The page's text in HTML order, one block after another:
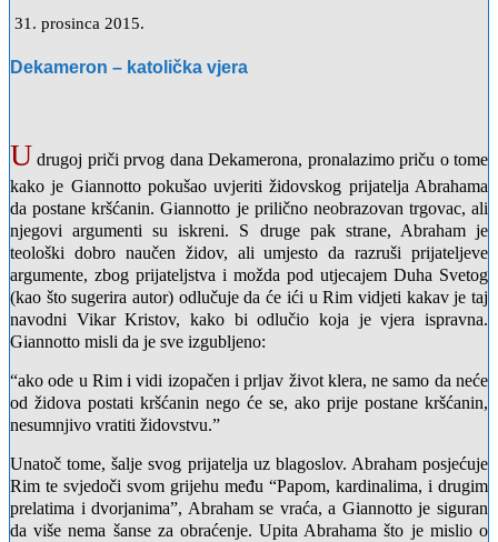
31. prosinca 2015.
Dekameron – katolička vjera
U drugoj priči prvog dana Dekamerona, pronalazimo priču o tome
kako je Giannotto pokušao uvjeriti židovskog prijatelja Abrahama
da postane kršćanin. Giannotto je prilično neobrazovan trgovac, ali
njegovi argumenti su iskreni. S druge pak strane, Abraham je
teološki dobro naučen židov, ali umjesto da razruši prijateljeve
argumente, zbog prijateljstva i možda pod utjecajem Duha Svetog
(kao što sugerira autor) odlučuje da će ići u Rim vidjeti kakav je taj
navodni Vikar Kristov, kako bi odlučio koja je vjera ispravna.
Giannotto misli da je sve izgubljeno:
“ako ode u Rim i vidi izopačen i prljav život klera, ne samo da neće
od židova postati kršćanin nego će se, ako prije postane kršćanin,
nesumnjivo vratiti židovstvu.”
Unatoč tome, šalje svog prijatelja uz blagoslov. Abraham posjećuje
Rim te svjedoči svom grijehu među “Papom, kardinalima, i drugim
prelatima i dvorjanima”, Abraham se vraća, a Giannotto je siguran
da više nema šanse za obraćenje. Upita Abrahama što je mislio o